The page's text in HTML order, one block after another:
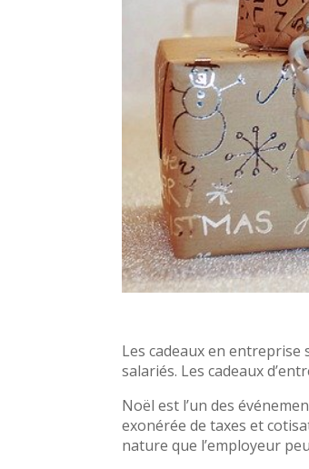
Les cadeaux en
salariés. Les cadeaux
Noël est l’un des
exonérée de taxes et
nature que l’employeur